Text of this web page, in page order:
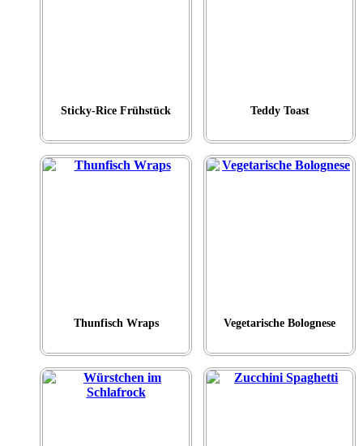
Sticky-Rice Frühstück Teddy Toast
Thunfisch Wraps Vegetarische Bolognese